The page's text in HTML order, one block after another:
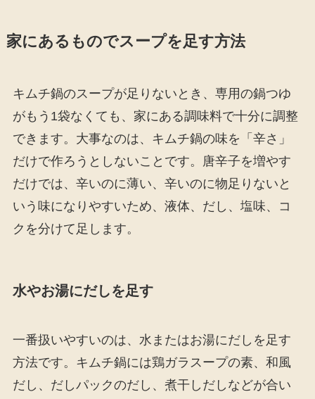
家にあるものでスープを足す方法
キムチ鍋のスープが足りないとき、専用の鍋つゆ
がもう1袋なくても、家にある調味料で十分に調整
できます。大事なのは、キムチ鍋の味を「辛さ」
だけで作ろうとしないことです。唐辛子を増やす
だけでは、辛いのに薄い、辛いのに物足りないと
いう味になりやすいため、液体、だし、塩味、コ
クを分けて足します。
水やお湯にだしを足す
一番扱いやすいのは、水またはお湯にだしを足す
方法です。キムチ鍋には鶏ガラスープの素、和風
だし、だしパックのだし、煮干しだしなどが合い